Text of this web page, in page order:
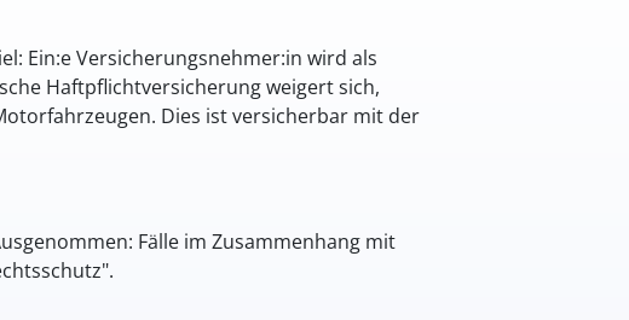
­Ein:e Versicherungsnehmer:in wird als
Haftpflichtversicherung weigert sich,
Dies ist versicherbar mit der
Fälle im Zusammenhang mit